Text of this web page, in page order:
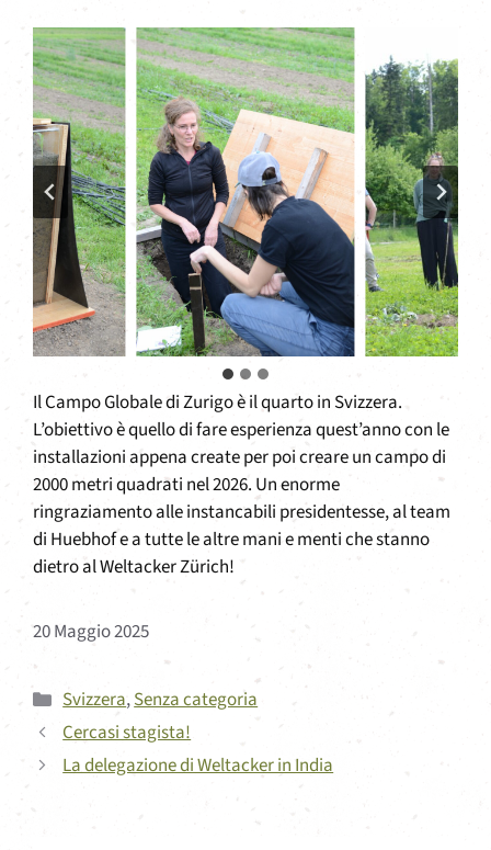
Il Campo Globale di Zurigo è il quarto in Svizzera.
L’obiettivo è quello di fare esperienza quest’anno con le
installazioni appena create per poi creare un campo di
2000 metri quadrati nel 2026. Un enorme
ringraziamento alle instancabili presidentesse, al team
di Huebhof e a tutte le altre mani e menti che stanno
dietro al Weltacker Zürich!
20 Maggio 2025
Categorie
Svizzera,Senza categoria
Cercasi stagista!
La delegazione di Weltacker in India